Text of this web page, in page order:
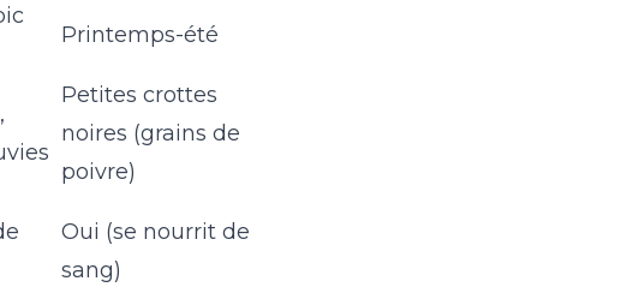
Printemps-été
Petites crottes
noires (grains de
poivre)
Oui (se nourrit de
sang)